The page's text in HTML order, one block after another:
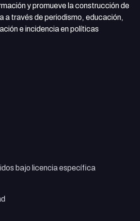
y promueve la construcción de
a través de periodismo, educación,
e incidencia en políticas
bajo licencia específica